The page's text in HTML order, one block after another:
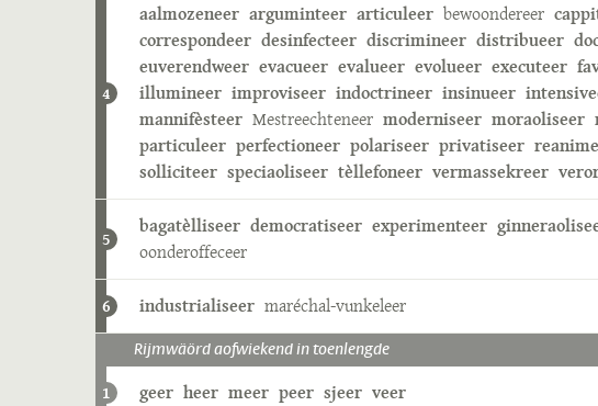
4
aalmozeneer arguminteer articuleer bewoondereer
correspondeer desinfecteer discrimineer distribueer
euverendweer evacueer evalueer evolueer executeer
illumineer improviseer indoctrineer insinueer
mannifèsteer Mestreechteneer moderniseer moraoliseer
particuleer perfectioneer polariseer privatiseer
solliciteer speciaoliseer tèllefoneer vermassekreer
5
bagatèlliseer democratiseer experimenteer
oonderoffeceer
6 industrialiseer maréchal-vunkeleer
Rijmwäörd aofwiekend in toenlengde
1 geer heer meer peer sjeer veer